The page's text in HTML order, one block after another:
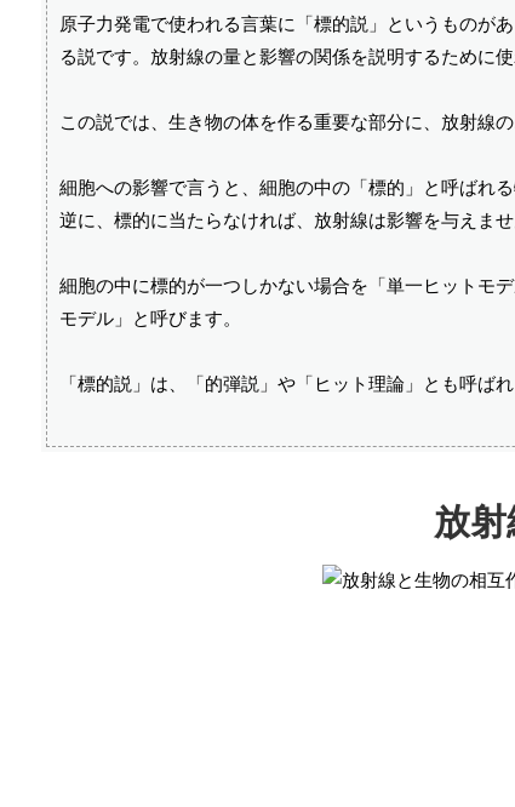
原子力発電で使われる言葉に「標的説」というものが
る説です。放射線の量と影響の関係を説明するために使
この説では、生き物の体を作る重要な部分に、放射線
細胞への影響で言うと、細胞の中の「標的」と呼ばれ
逆に、標的に当たらなければ、放射線は影響を与えませ
細胞の中に標的が一つしかない場合を「単一ヒットモ
モデル」と呼びます。
「標的説」は、「的弾説」や「ヒット理論」とも呼ばれ
放